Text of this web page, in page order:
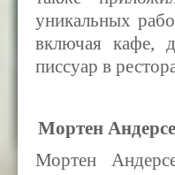
уникальных
включая кафе,
писсуар в
Мортен
Мортен